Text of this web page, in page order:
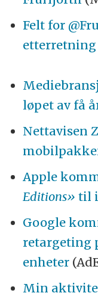
Felt for
etterretning
løpet av få
Nettavisen
Apple
Editions» til
Google
retargeting
enheter
Min